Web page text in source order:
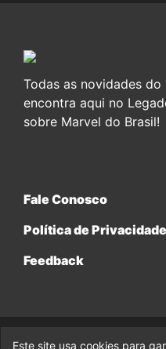
Todas as novidades
encontra aqui no
sobre Marvel do Brasil!
Fale Conosco
Política de Privacidade
Feedback
© 2017-2026 Legado da
Este site usa cookies para